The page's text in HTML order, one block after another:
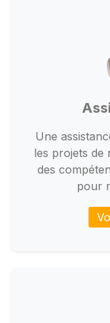
Une
les projets de
des
pour